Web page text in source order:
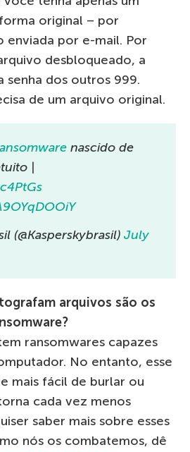
original – por
enviada por e-mail. Por
desbloqueado, a
senha dos outros 999.
de um arquivo original.
nascido de
|
(@Kasperskybrasil) July
arquivos são os
ransomwares capazes
No entanto, esse
mais fácil de burlar ou
cada vez menos
saber mais sobre esses
nós os combatemos, dê